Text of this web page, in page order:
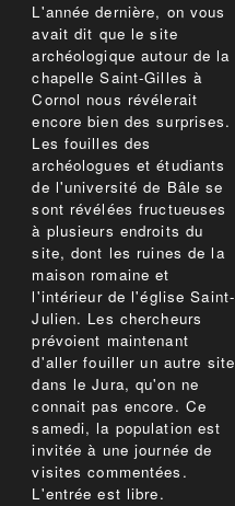
L'année dernière, on vous
avait dit que le site
archéologique autour de la
chapelle Saint-Gilles à
Cornol nous révélerait
encore bien des surprises.
Les fouilles des
archéologues et étudiants
de l'université de Bâle se
sont révélées fructueuses
à plusieurs endroits du
site, dont les ruines de la
maison romaine et
l'intérieur de l'église Saint-
Julien. Les chercheurs
prévoient maintenant
d'aller fouiller un autre site
dans le Jura, qu'on ne
connait pas encore. Ce
samedi, la population est
invitée à une journée de
visites commentées.
L'entrée est libre.